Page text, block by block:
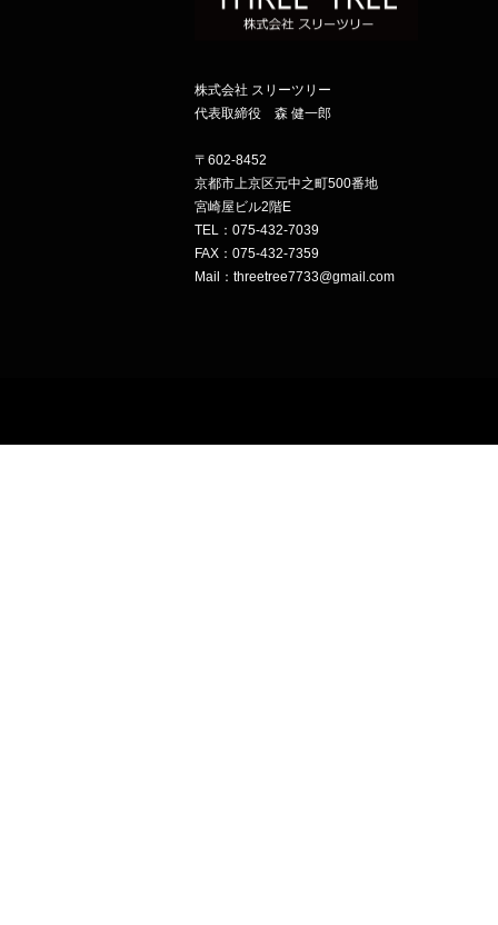
株式会社 スリーツリー
代表取締役 森 健一郎
〒602-8452
京都市上京区元中之町500番地
宮崎屋ビル2階E
TEL：075-432-7039
FAX：075-432-7359
Mail：threetree7733@gmail.com